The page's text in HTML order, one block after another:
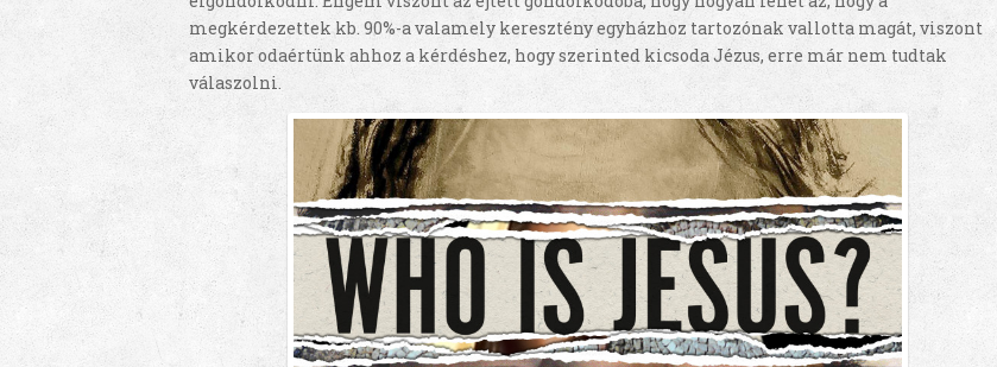
megkérdezettek kb. 90%-a valamely keresztény egyházhoz tartozónak vallotta magát, viszont
amikor odaértünk ahhoz a kérdéshez, hogy szerinted kicsoda Jézus, erre már nem tudtak
válaszolni.